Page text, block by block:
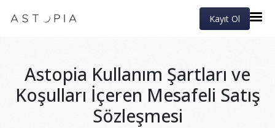
Kayıt Ol
Astopia Kullanım Şartları ve
Koşulları İçeren Mesafeli Satış
Sözleşmesi